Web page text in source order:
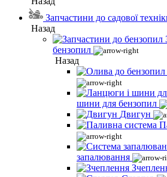
Запчастини до садової
Назад
бензопил
Назад
шини для бензопил
Двигун
запалювання